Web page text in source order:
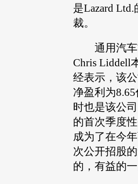
是Lazard
裁。
通用汽车
Chris Liddell
经表示，该
净盈利为
时也是该公
的首次季度
成为了在今
次公开招股
的，有益的